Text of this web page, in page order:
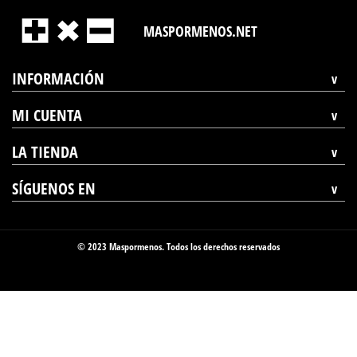
MASPORMENOS.NET
INFORMACIÓN
MI CUENTA
LA TIENDA
SÍGUENOS EN
© 2023 Maspormenos. Todos los derechos reservados